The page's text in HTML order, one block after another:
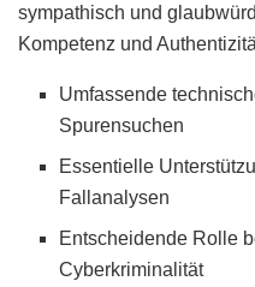
sympathisch und
Kompetenz und
Umfassende
Spurensuchen
Essentielle
Fallanalysen
Entscheidende Rolle
Cyberkriminalität